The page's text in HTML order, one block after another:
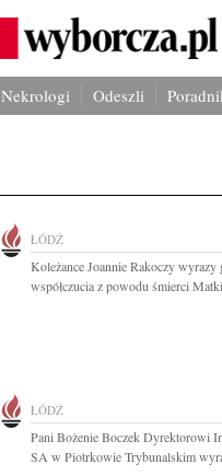
Nekrologi Odeszli
ŁÓDŹ
Koleżance Joannie Rakoczy wyrazy
współczucia z powodu śmierci
ŁÓDŹ
Pani Bożenie Boczek Dyrektorowi
SA w Piotrkowie Trybunalskim